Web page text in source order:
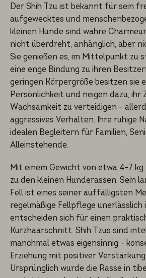
Der Shih Tzu ist bekannt für sein
aufgewecktes und
kleinen Hunde sind wahre
nicht überdreht, anhänglich, aber
Sie genießen es, im Mittelpunkt zu
eine enge Bindung zu ihren
geringen Körpergröße besitzen sie
Persönlichkeit und neigen dazu, ihr
Wachsamkeit zu verteidigen –
aggressives Verhalten. Ihre ruhige
idealen Begleitern für Familien,
Alleinstehende.
Mit einem Gewicht von etwa 4–7
zu den kleinen Hunderassen. Sein
Fell ist eines seiner auffälligsten
regelmäßige Fellpflege
entscheiden sich für einen
Kurzhaarschnitt. Shih Tzus sind
manchmal etwas eigensinnig –
Erziehung mit positiver
Ursprünglich wurde die Rasse in